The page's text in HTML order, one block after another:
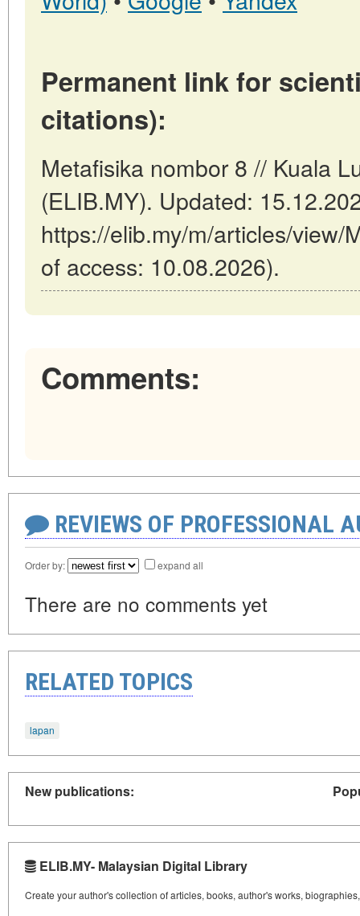
Permanent link for
citations):
Metafisika nombor 8 // Kuala
(ELIB.MY). Updated:
https://elib.my/m/articles/view/
of access: 10.08.2026).
Comments:
REVIEWS OF PROFESSIONAL
Order by: expand all
There are no comments yet
RELATED TOPICS
lapan
New publications:
ELIB.MY- Malaysian Digital Library
Create your author's collection of articles, books, author's works,